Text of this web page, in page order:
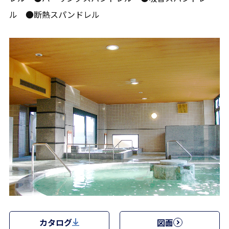
ル ●断熱スパンドレル
カタログ
図面